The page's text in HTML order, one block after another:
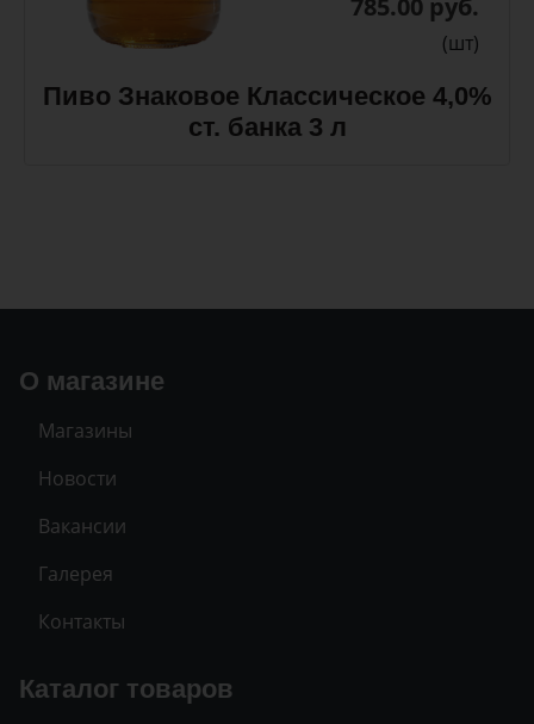
785.00 руб.
(шт)
Пиво Знаковое Классическое 4,0%
ст. банка 3 л
О магазине
Магазины
Новости
Вакансии
Галерея
Контакты
Каталог товаров